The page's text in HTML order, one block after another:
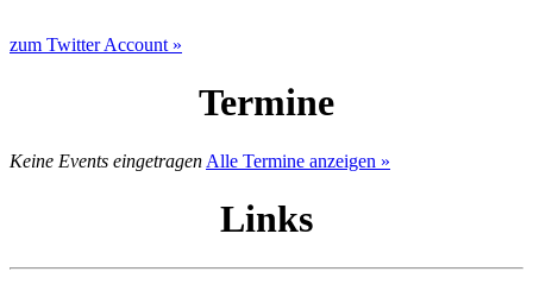
zum Twitter Account »
Termine
Keine Events eingetragen Alle Termine anzeigen »
Links